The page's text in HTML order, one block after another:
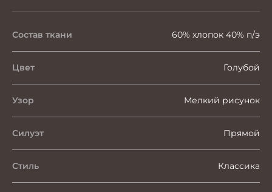
Состав ткани 60% хлопок 40% п/э
Цвет Голубой
Узор Мелкий рисунок
Силуэт Прямой
Стиль Классика